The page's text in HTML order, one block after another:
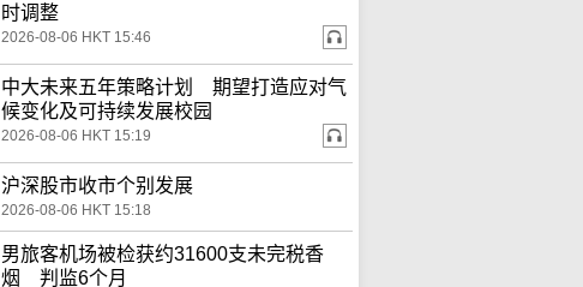
时调整
2026-08-06 HKT 15:46
中大未来五年策略计划 期望打造应对气
候变化及可持续发展校园
2026-08-06 HKT 15:19
沪深股市收市个别发展
2026-08-06 HKT 15:18
男旅客机场被检获约31600支未完税香
烟 判监6个月